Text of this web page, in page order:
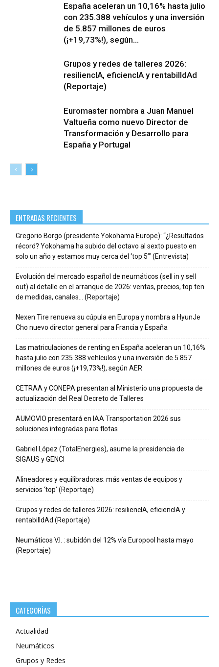
España aceleran un 10,16% hasta julio
con 235.388 vehículos y una inversión
de 5.857 millones de euros
(¡+19,73%!), según...
Grupos y redes de talleres 2026:
resiliencIA, eficiencIA y rentabilIdAd
(Reportaje)
Euromaster nombra a Juan Manuel
Valtueña como nuevo Director de
Transformación y Desarrollo para
España y Portugal
ENTRADAS RECIENTES
Gregorio Borgo (presidente Yokohama Europe): “¿Resultados
récord? Yokohama ha subido del octavo al sexto puesto en
solo un año y estamos muy cerca del ‘top 5’” (Entrevista)
Evolución del mercado español de neumáticos (sell in y sell
out) al detalle en el arranque de 2026: ventas, precios, top ten
de medidas, canales… (Reportaje)
Nexen Tire renueva su cúpula en Europa y nombra a HyunJe
Cho nuevo director general para Francia y España
Las matriculaciones de renting en España aceleran un 10,16%
hasta julio con 235.388 vehículos y una inversión de 5.857
millones de euros (¡+19,73%!), según AER
CETRAA y CONEPA presentan al Ministerio una propuesta de
actualización del Real Decreto de Talleres
AUMOVIO presentará en IAA Transportation 2026 sus
soluciones integradas para flotas
Gabriel López (TotalEnergies), asume la presidencia de
SIGAUS y GENCI
Alineadores y equilibradoras: más ventas de equipos y
servicios ‘top’ (Reportaje)
Grupos y redes de talleres 2026: resiliencIA, eficiencIA y
rentabilIdAd (Reportaje)
Neumáticos V.I. : subidón del 12% vía Europool hasta mayo
(Reportaje)
CATEGORÍAS
Actualidad
Neumáticos
Grupos y Redes